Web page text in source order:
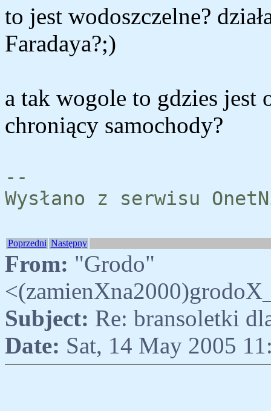
to jest wodoszczelne?
Faradaya?;)
a tak wogole to gdzies jest
chroniący samochody?
--
Wysłano z serwisu
Poprzedni Następny
From: "Grodo"
Subject: Re: bransoletki
Date: Sat, 14 May 2005